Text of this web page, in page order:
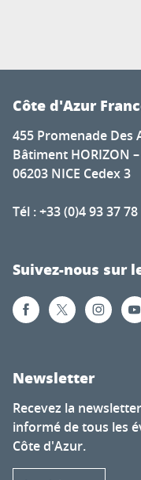
Côte d'Azur
455 Promenade Des
Bâtiment HORIZON –
06203 NICE Cedex 3
Tél : +33 (0)4 93 37
Suivez-nous sur
Newsletter
Recevez la
informé de tous les
Côte d'Azur.